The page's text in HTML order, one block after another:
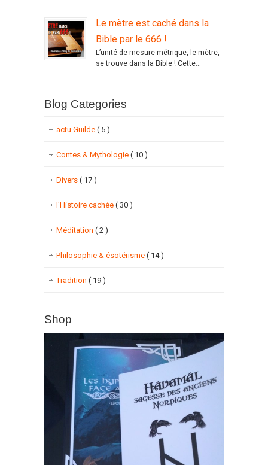
Le mètre est caché dans la
Bible par le 666 !
L’unité de mesure métrique, le mètre,
se trouve dans la Bible ! Cette...
Blog Categories
actu Guilde ( 5 )
Contes & Mythologie ( 10 )
Divers ( 17 )
l'Histoire cachée ( 30 )
Méditation ( 2 )
Philosophie & ésotérisme ( 14 )
Tradition ( 19 )
Shop